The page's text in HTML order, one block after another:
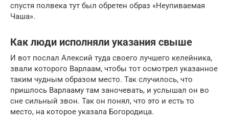
спустя полвека тут был обретен образ «Неупиваемая
Чаша».
Как люди исполняли указания свыше
И вот послал Алексий туда своего лучшего келейника,
звали которого Варлаам, чтобы тот осмотрел указанное
таким чудным образом место. Так случилось, что
пришлось Варлааму там заночевать, и услышал он во
сне сильный звон. Так он понял, что это и есть то
место, на которое указала Богородица.